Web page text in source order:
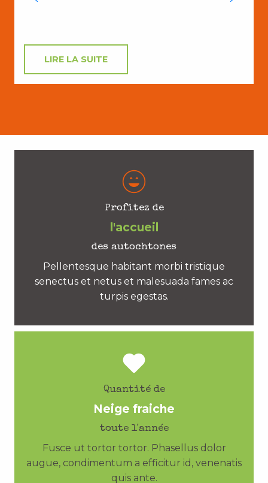
LIRE LA SUITE
Profitez de
l'accueil
des autochtones
Pellentesque habitant morbi tristique
senectus et netus et malesuada fames ac
turpis egestas.
Quantité de
Neige fraiche
toute l'année
Fusce ut tortor tortor. Phasellus dolor
augue, condimentum a efficitur id, venenatis
quis ante.